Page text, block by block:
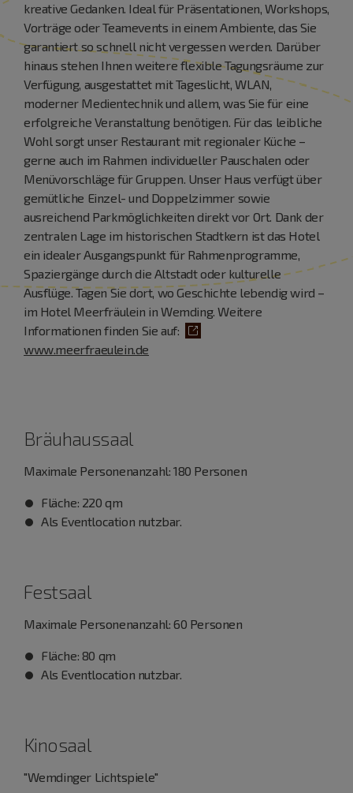
kreative Gedanken. Ideal für Präsentationen, Workshops,
Vorträge oder Teamevents in einem Ambiente, das Sie
garantiert so schnell nicht vergessen werden. Darüber
hinaus stehen Ihnen weitere flexible Tagungsräume zur
Verfügung, ausgestattet mit Tageslicht, WLAN,
moderner Medientechnik und allem, was Sie für eine
erfolgreiche Veranstaltung benötigen. Für das leibliche
Wohl sorgt unser Restaurant mit regionaler Küche –
gerne auch im Rahmen individueller Pauschalen oder
Menüvorschläge für Gruppen. Unser Haus verfügt über
gemütliche Einzel- und Doppelzimmer sowie
ausreichend Parkmöglichkeiten direkt vor Ort. Dank der
zentralen Lage im historischen Stadtkern ist das Hotel
ein idealer Ausgangspunkt für Rahmenprogramme,
Spaziergänge durch die Altstadt oder kulturelle
Ausflüge. Tagen Sie dort, wo Geschichte lebendig wird –
im Hotel Meerfräulein in Wemding. Weitere
Informationen finden Sie auf:
www.meerfraeulein.de
Bräuhaussaal
Maximale Personenanzahl: 180 Personen
Fläche: 220 qm
Als Eventlocation nutzbar.
Festsaal
Maximale Personenanzahl: 60 Personen
Fläche: 80 qm
Als Eventlocation nutzbar.
Kinosaal
"Wemdinger Lichtspiele"